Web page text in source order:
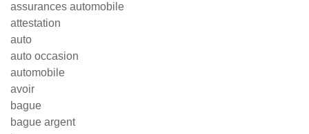
assurances automobile
attestation
auto
auto occasion
automobile
avoir
bague
bague argent